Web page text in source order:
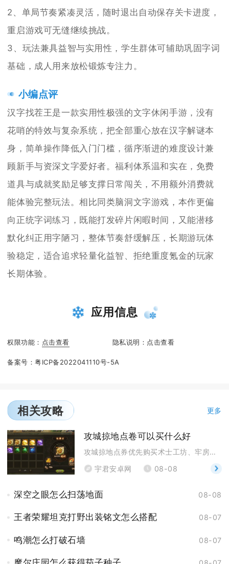
2、单局节奏紧凑灵活，随时退出自动保存关卡进度，
重启游戏可无缝继续挑战。
3、玩法兼具益智与实用性，学生群体可辅助巩固字词
基础，成人用来放松锻炼专注力。
小编点评
汉字找茬王是一款实用性极强的文字休闲手游，没有
花哨的特效与复杂系统，把全部重心放在汉字解谜本
身，简单操作降低入门门槛，循序渐进的难度设计兼
顾新手与资深文字爱好者。福利体系温和实在，免费
道具与成就奖励足够支撑日常闯关，不用额外消费就
能体验完整玩法。相比同类脑洞文字游戏，本作更偏
向正统字词练习，既能打发碎片闲暇时间，又能潜移
默化纠正用字陋习，整体节奏舒缓解压，长期游玩体
验稳定，适合追求轻量化益智、拒绝重度氪金的玩家
长期体验。
应用信息
权限功能： 点击查看 隐私说明： 点击查看
备案号：粤ICP备2022041110号-5A
相关攻略 更多
攻城掠地点卷可以买什么好
攻城掠地点券优先购买术士工坊、牢房、核心套装图纸，
宇君安卓网
08-08
深空之眼怎么扫荡地面 08-08
王者荣耀坦克打野出装铭文怎么搭配 08-07
鸣潮怎么打破石墙 08-07